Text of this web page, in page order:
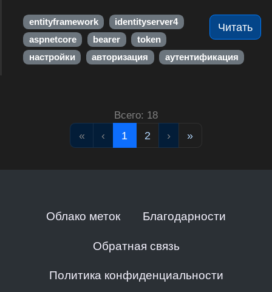
Читать
entityframework
identityserver4
aspnetcore
bearer
token
настройки
авторизация аутентификация
Всего: 18
« ‹ 1 2 › »
Облако меток Благодарности
Обратная связь
Политика конфиденциальности